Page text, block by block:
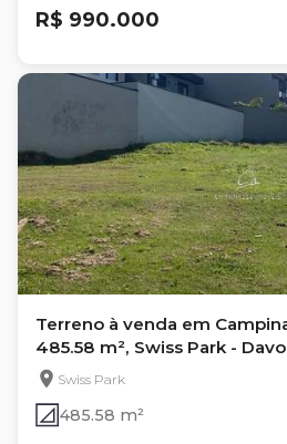
R$ 990.000
Terreno à venda em
485.58 m², Swiss Park -
Swiss Park
485.58 m²